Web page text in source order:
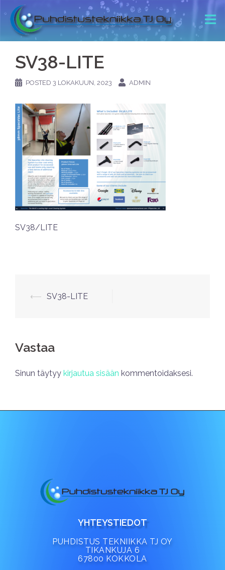
SV38-LITE
POSTED 3 LOKAKUUN, 2023 ADMIN
SV38/LITE
⟵ SV38-LITE
Vastaa
Sinun täytyy kirjautua sisään kommentoidaksesi.
YHTEYSTIEDOT
PUHDISTUS TEKNIIKKA TJ OY
TIKANKUJA 6
67800 KOKKOLA